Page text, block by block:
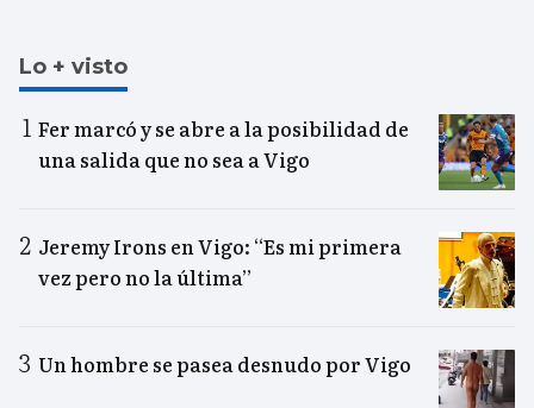
Lo + visto
Fer marcó y se abre a la posibilidad de
una salida que no sea a Vigo
Jeremy Irons en Vigo: “Es mi primera
vez pero no la última”
Un hombre se pasea desnudo por Vigo